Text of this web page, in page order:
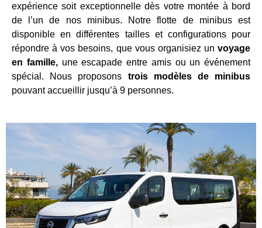
expérience soit exceptionnelle dès votre montée à bord
de l’un de nos minibus. Notre flotte de minibus est
disponible en différentes tailles et configurations pour
répondre à vos besoins, que vous organisiez un voyage
en famille,une escapade entre amis ou un événement
spécial. Nous proposons trois modèles de minibus
pouvant accueillir jusqu’à 9 personnes.